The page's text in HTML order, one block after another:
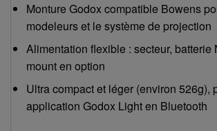
Monture Godox compatible Bowens
modeleurs et le système de projection
Alimentation flexible : secteur, batterie
mount en option
Ultra compact et léger (environ 526g),
application Godox Light en Bluetooth